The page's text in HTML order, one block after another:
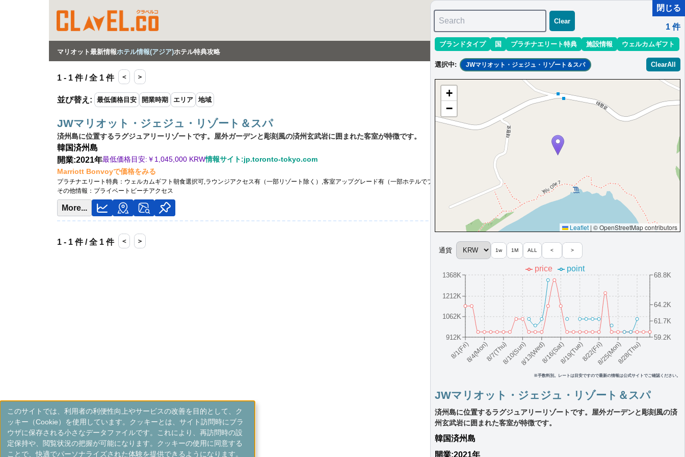
マリオット最新情報ホテル情報(アジア)ホテル特典攻略
1 - 1 件 / 全 1 件 ＜ ＞
並び替え : 最低価格目安 開業時期 エリア 地域
JWマリオット・ジェジュ・リゾート＆スパ
済州島に位置するラグジュアリーリゾートです。屋外ガーデンと彫刻風の済州玄武岩に囲まれた客室が特徴です。
韓国済州島
開業:2021年最低価格目安:￥ 1,045,000 KRW情報サイト:jp.toronto-tokyo.com
Marriott Bonvoyで価格をみる
プラチナエリート特典： ウェルカムギフト朝食選択可,ラウンジアクセス有（一部リゾート除く）,客室アップグレード有（一部ホテルでプラチナ以下スイート除外）
その他情報： プライベートビーチアクセス
More...
1 - 1 件 / 全 1 件 ＜ ＞
閉じる
Search
Clear
1 件
ブランドタイプ 国 プラチナエリート特典 施設情報 ウェルカムギフト
選択中: JWマリオット・ジェジュ・リゾート＆スパ ClearAll
+
−
Leaflet | © OpenStreetMap contributors
8/1(Fri)8/4(Mon)8/7(Thu)8/10(Sun)8/13(Wed)8/16(Sat)8/19(Tue)8/22(Fri)8/25(Mon)8/28(Thu)
912K
1062K
1212K
1368K
59.2K
61.7K
64.2K
68.8K
price point
※手数料別。レートは目安ですので最新の情報は公式サイトでご確認ください。
通貨 1w 1M ALL < >
JWマリオット・ジェジュ・リゾート＆スパ
済州島に位置するラグジュアリーリゾートです。屋外ガーデンと彫刻風の済
州玄武岩に囲まれた客室が特徴です。
韓国済州島
開業:2021年
このサイトでは、利用者の利便性向上やサービスの改善を目的として、ク
ッキー（Cookie）を使用しています。クッキーとは、サイト訪問時にブラ
ウザに保存される小さなデータファイルです。これにより、再訪問時の設
定保持や、閲覧状況の把握が可能になります。クッキーの使用に同意する
ことで、快適でパーソナライズされた体験を提供できるようになります。